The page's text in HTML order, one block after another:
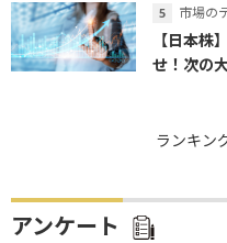
市場のテ
【日本株
せ！次の
ランキン
アンケート